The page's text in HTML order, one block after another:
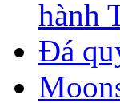
hành
Đá